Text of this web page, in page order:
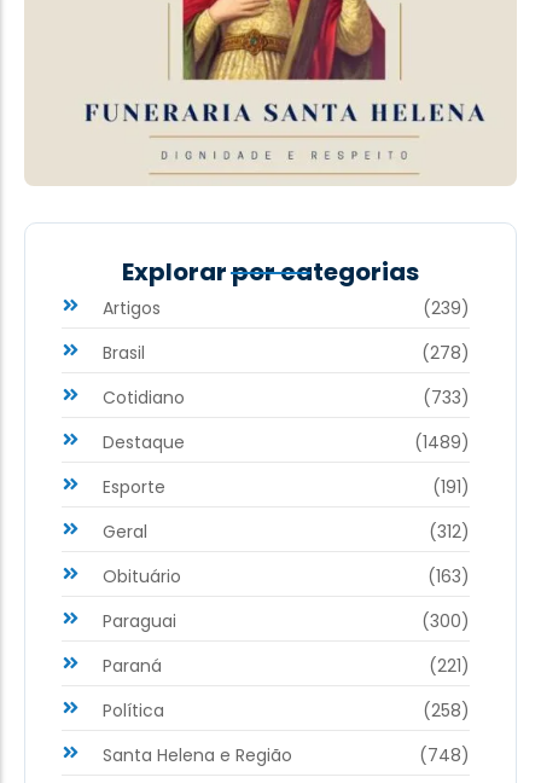
Explorar por categorias
Artigos
(239)
Brasil
(278)
Cotidiano
(733)
Destaque
(1489)
Esporte
(191)
Geral
(312)
Obituário
(163)
Paraguai
(300)
Paraná
(221)
Política
(258)
Santa Helena e Região
(748)